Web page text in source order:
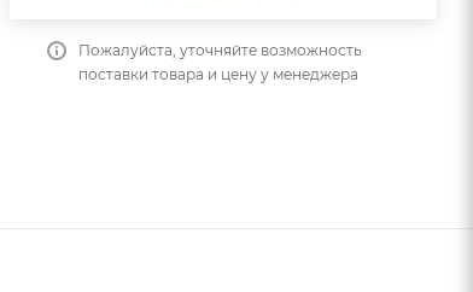
Пожалуйста, уточняйте возможность
поставки товара и цену у менеджера